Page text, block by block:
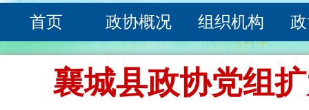
首页 政协概况 组织机构
襄城县政协党组